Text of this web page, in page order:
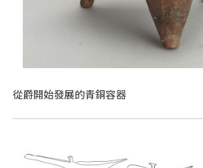
從爵開始發展的青銅容器